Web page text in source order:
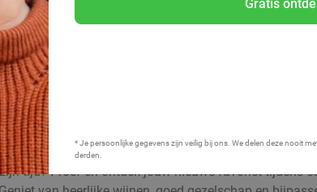
Gratis
* Je persoonlijke gegevens zijn veilig bij ons. We delen deze nooit
derden.
tijd? Proef en ontdek jouw nieuwe favoriet tijdens